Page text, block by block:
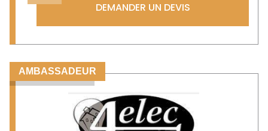
DEMANDER UN DEVIS
AMBASSADEUR